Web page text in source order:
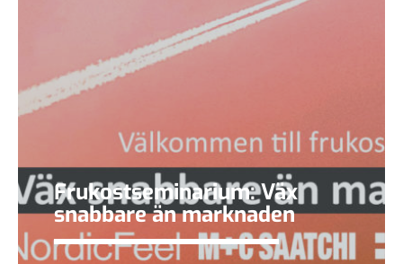
Frukostseminarium: Väx
snabbare än marknaden